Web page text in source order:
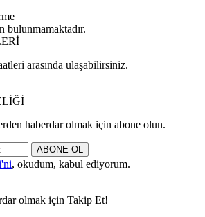
arasında ulaşabilirsiniz.
haberdar olmak için abone olun.
ABONE OL
, okudum, kabul ediyorum.
olmak için Takip Et!